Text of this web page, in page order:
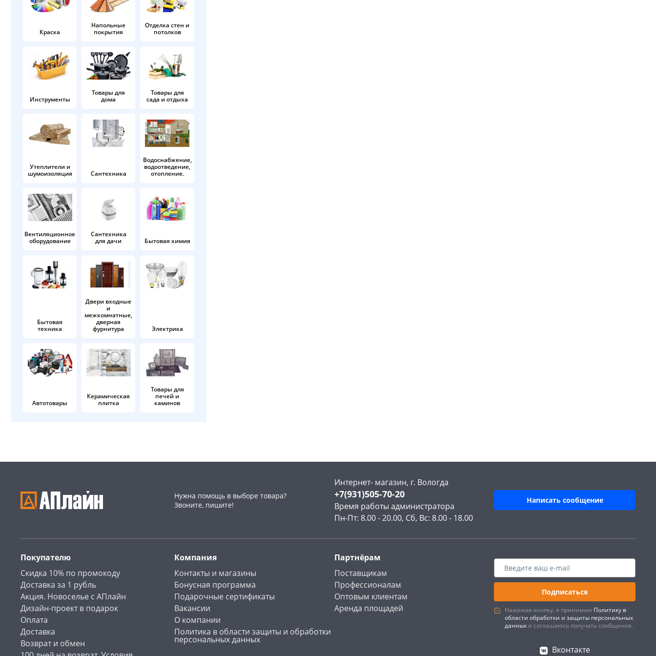
Краска
Напольные
покрытия
Отделка стен и
потолков
Инструменты
Товары для
дома
Товары для
сада и отдыха
Утеплители и
шумоизоляция
Сантехника
Водоснабжение,
водоотведение,
отопление.
Вентиляционное
оборудование
Сантехника
для дачи
Бытовая химия
Бытовая
техника
Двери входные
и
межкомнатные,
дверная
фурнитура
Электрика
Автотовары
Керамическая
плитка
Товары для
печей и
каминов
Нужна помощь в выборе товара?
Звоните, пишите!
Интернет- магазин, г. Вологда
+7(931)505-70-20
Время работы администратора
Пн-Пт: 8.00 - 20.00, Сб, Вс: 8.00 - 18.00
Написать сообщение
Покупателю
Скидка 10% по промокоду
Доставка за 1 рубль
Акция. Новоселье с АПлайн
Дизайн-проект в подарок
Оплата
Доставка
Возврат и обмен
Компания
Контакты и магазины
Бонусная программа
Подарочные сертификаты
Вакансии
О компании
Политика в области защиты и обработки
персональных данных
Партнёрам
Поставщикам
Профессионалам
Оптовым клиентам
Аренда площадей
Подписаться
Нажимая кнопку, я принимаю Политику в
области обработки и защиты персональных
данных и соглашаюсь получать сообщения.
Вконтакте
раз в 2 недели